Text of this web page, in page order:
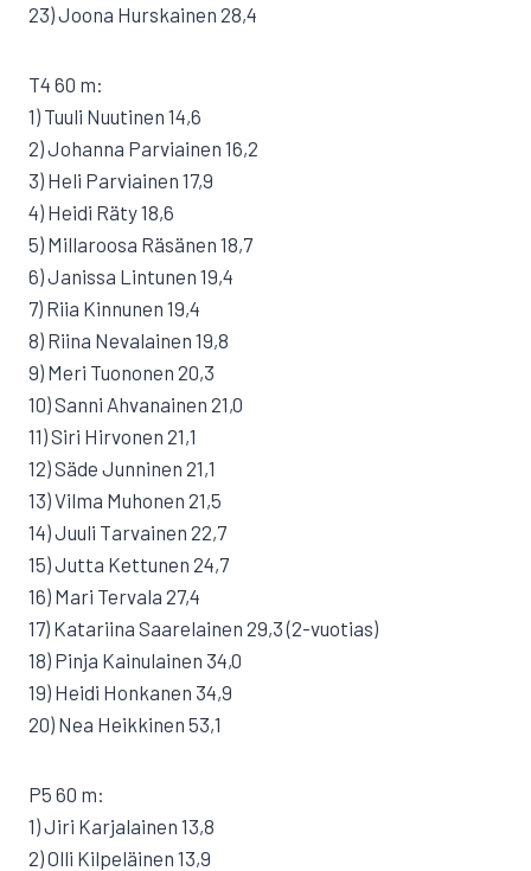
23) Joona Hurskainen 28,4
T4 60 m:
1) Tuuli Nuutinen 14,6
2) Johanna Parviainen 16,2
3) Heli Parviainen 17,9
4) Heidi Räty 18,6
5) Millaroosa Räsänen 18,7
6) Janissa Lintunen 19,4
7) Riia Kinnunen 19,4
8) Riina Nevalainen 19,8
9) Meri Tuononen 20,3
10) Sanni Ahvanainen 21,0
11) Siri Hirvonen 21,1
12) Säde Junninen 21,1
13) Vilma Muhonen 21,5
14) Juuli Tarvainen 22,7
15) Jutta Kettunen 24,7
16) Mari Tervala 27,4
17) Katariina Saarelainen 29,3 (2-vuotias)
18) Pinja Kainulainen 34,0
19) Heidi Honkanen 34,9
20) Nea Heikkinen 53,1
P5 60 m:
1) Jiri Karjalainen 13,8
2) Olli Kilpeläinen 13,9